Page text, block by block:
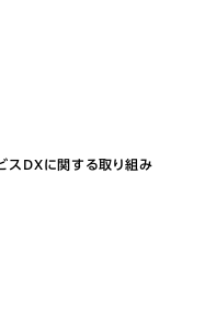
スDXに関する取り組み